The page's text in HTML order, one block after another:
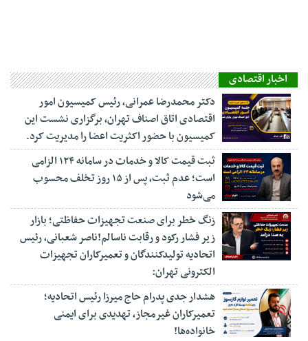
اخبار اقتصادی
دکتر محمدرضا عمرانی، رئیس کمیسیون امور
اقتصادی اتاق اصناف تهران، برگزاری نشست این
کمیسیون با حضور اکثریت اعضا را مدیریت کرد.
ثبت قیمت کالا و خدمات در سامانه ۱۲۴ الزامی
است؛ عدم ثبت، پس از ۱۵ روز تخلف محسوب
می‌شود
زنگ خطر برای صنعت تجهیزات حفاظتی؛ بازار
زیر فشار رکود و رقابت ناسالم!ناصر شعبانی، رئیس
اتحادیه تولیدکنندگان و تعمیرکاران تجهیزات
الکترونی تهران:
هشدار جدی پدرام حاج میرزا رئیس اتحادیه؛
تعمیرکاران غیرمجاز، تهدیدی برای ایمنی
خانواده‌ها!